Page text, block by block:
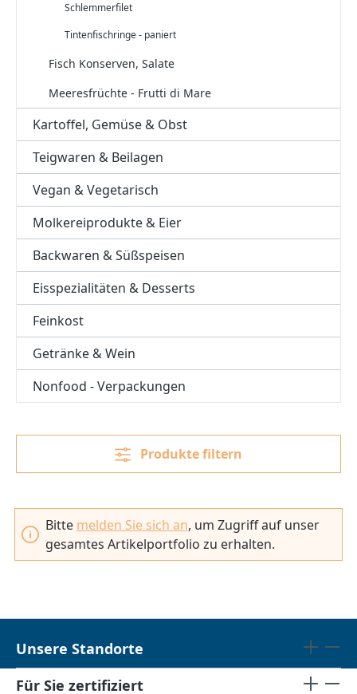
Schlemmerfilet
Tintenfischringe - paniert
Fisch Konserven, Salate
Meeresfrüchte - Frutti di Mare
Kartoffel, Gemüse & Obst
Teigwaren & Beilagen
Vegan & Vegetarisch
Molkereiprodukte & Eier
Backwaren & Süßspeisen
Eisspezialitäten & Desserts
Feinkost
Getränke & Wein
Nonfood - Verpackungen
Produkte filtern
Bitte melden Sie sich an, um Zugriff auf unser
gesamtes Artikelportfolio zu erhalten.
Unsere Standorte
Für Sie zertifiziert